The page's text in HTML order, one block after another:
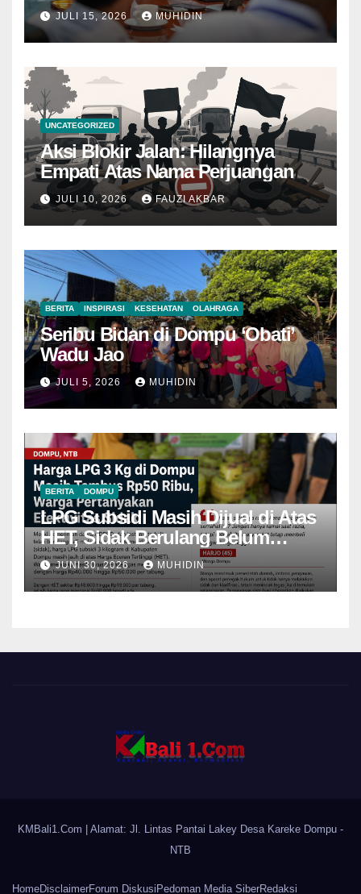
JULI 15, 2026 MUHIDIN
UNCATEGORIZED
Aksi Blokir Jalan: Hilangnya
Empati Atas Nama Perjuangan
JULI 10, 2026 FAUZI AKBAR
BERITA INSPIRASI KESEHATAN OLAHRAGA
Seribu Bidan di Dompu ‘Obati’
Wadu Jao
JULI 5, 2026 MUHIDIN
BERITA DOMPU
LPG Subsidi Masih Dijual di Atas
HET, Sidak Berulang Belum
Mampu Menekan Harga
JUNI 30, 2026 MUHIDIN
KMBali1.Com
| Alamat: Jl. Lintas Pantai Lakey Desa Kareke Dompu -
NTB
HomeDisclaimerForum Diskusi Pedoman Media SiberRedaksi